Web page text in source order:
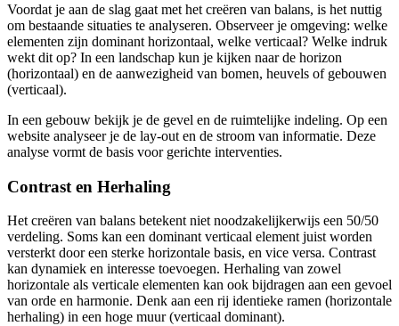
Voordat je aan de slag gaat met het creëren van balans, is het nuttig
om bestaande situaties te analyseren. Observeer je omgeving: welke
elementen zijn dominant horizontaal, welke verticaal? Welke indruk
wekt dit op? In een landschap kun je kijken naar de horizon
(horizontaal) en de aanwezigheid van bomen, heuvels of gebouwen
(verticaal).
In een gebouw bekijk je de gevel en de ruimtelijke indeling. Op een
website analyseer je de lay-out en de stroom van informatie. Deze
analyse vormt de basis voor gerichte interventies.
Contrast en Herhaling
Het creëren van balans betekent niet noodzakelijkerwijs een 50/50
verdeling. Soms kan een dominant verticaal element juist worden
versterkt door een sterke horizontale basis, en vice versa. Contrast
kan dynamiek en interesse toevoegen. Herhaling van zowel
horizontale als verticale elementen kan ook bijdragen aan een gevoel
van orde en harmonie. Denk aan een rij identieke ramen (horizontale
herhaling) in een hoge muur (verticaal dominant).